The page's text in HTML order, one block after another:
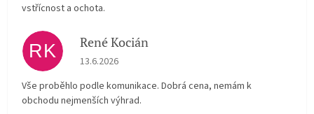
vstřícnost a ochota.
RK René Kocián
Hodnocení obchodu je 5 z 5 hvězdiček.
13.6.2026
Vše proběhlo podle komunikace. Dobrá cena, nemám k
obchodu nejmenších výhrad.